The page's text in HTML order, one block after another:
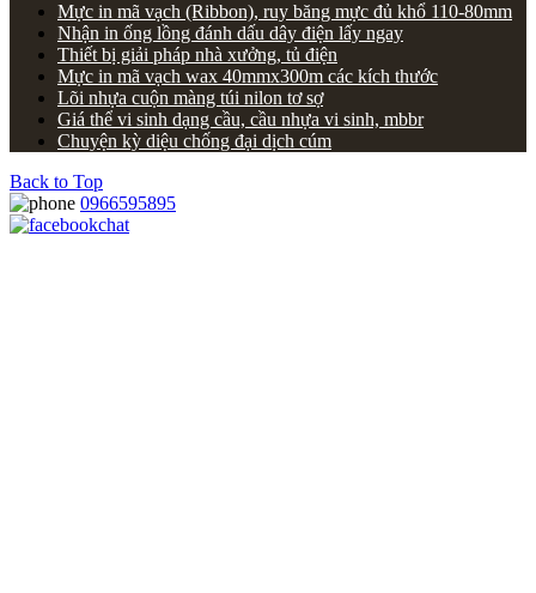
Mực in mã vạch (Ribbon), ruy băng mực đủ khổ 110-80mm
Nhận in ống lồng đánh dấu dây điện lấy ngay
Thiết bị giải pháp nhà xưởng, tủ điện
Mực in mã vạch wax 40mmx300m các kích thước
Lõi nhựa cuộn màng túi nilon tơ sợ
Giá thể vi sinh dạng cầu, cầu nhựa vi sinh, mbbr
Chuyện kỳ diệu chống đại dịch cúm
Back to Top
0966595895